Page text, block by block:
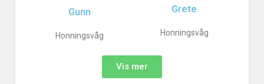
Gunn
Honningsvåg
Grete
Honningsvåg
Vis mer